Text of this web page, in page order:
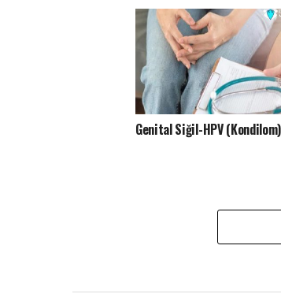
Genital Siğil-HPV (Kondilom)